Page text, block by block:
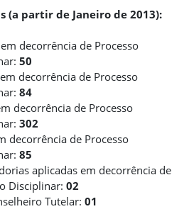
(a partir de Janeiro de 2013):
decorrência de Processo
50
decorrência de Processo
84
decorrência de Processo
302
decorrência de Processo
85
aplicadas em decorrência de
Disciplinar: 02
Tutelar: 01